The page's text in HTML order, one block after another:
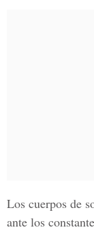
Los cuerpos de
ante los